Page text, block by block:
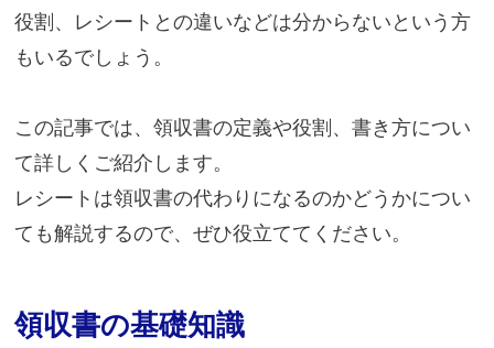
役割、レシートとの違いなどは分からないという方
もいるでしょう。
この記事では、領収書の定義や役割、書き方につい
て詳しくご紹介します。
レシートは領収書の代わりになるのかどうかについ
ても解説するので、ぜひ役立ててください。
領収書の基礎知識